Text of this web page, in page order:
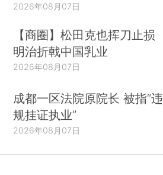
2026年08月07日
【商圈】松田克也挥刀止损
明治折戟中国乳业
2026年08月07日
成都一区法院原院长 被指“违
规挂证执业”
2026年08月07日